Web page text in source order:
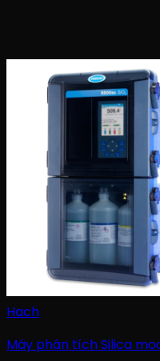
Hach
Máy phân tích Silica